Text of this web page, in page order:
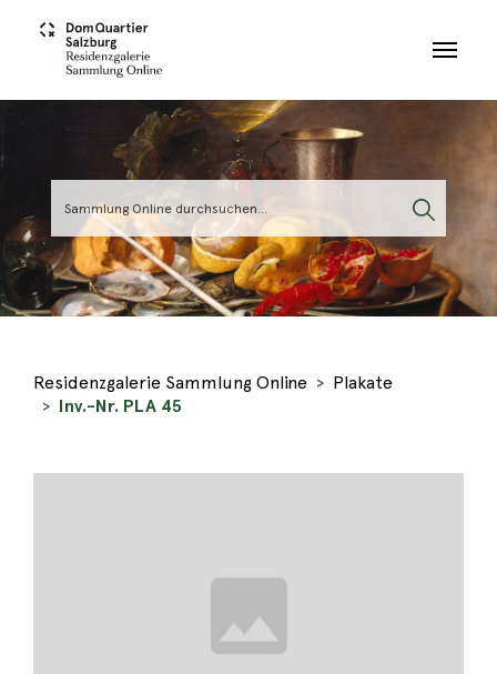
Residenzgalerie Sammlung Online
Plakate
Inv.-Nr. PLA 45